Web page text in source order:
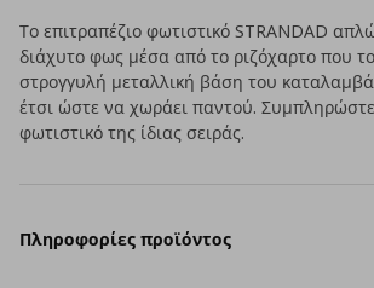
Το επιτραπέζιο φωτιστικό STRANDAD
διάχυτο φως μέσα από το ριζόχαρτο που
στρογγυλή μεταλλική βάση του
έτσι ώστε να χωράει παντού.
φωτιστικό της ίδιας σειράς.
Πληροφορίες προϊόντος